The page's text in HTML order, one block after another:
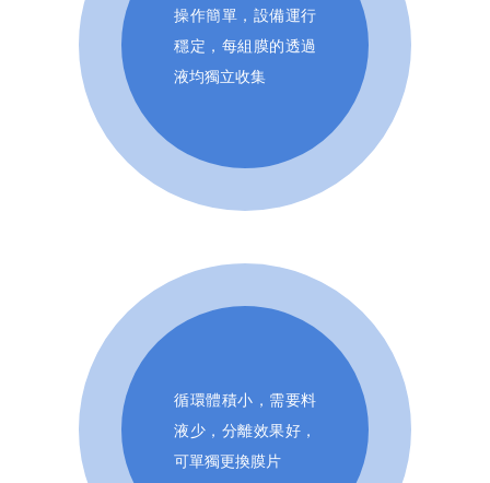
操作簡單，設備運行
穩定，每組膜的透過
液均獨立收集
循環體積小，需要料
液少，分離效果好，
可單獨更換膜片